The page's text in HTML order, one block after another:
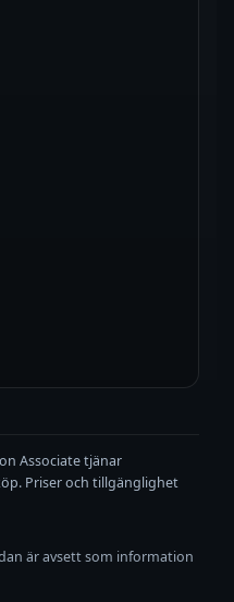
Associate tjänar
Priser och tillgänglighet
är avsett som information